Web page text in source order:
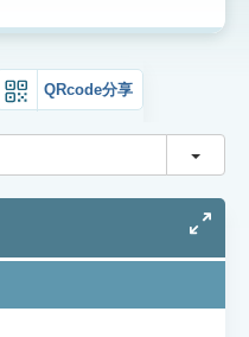
QRcode分享
切換